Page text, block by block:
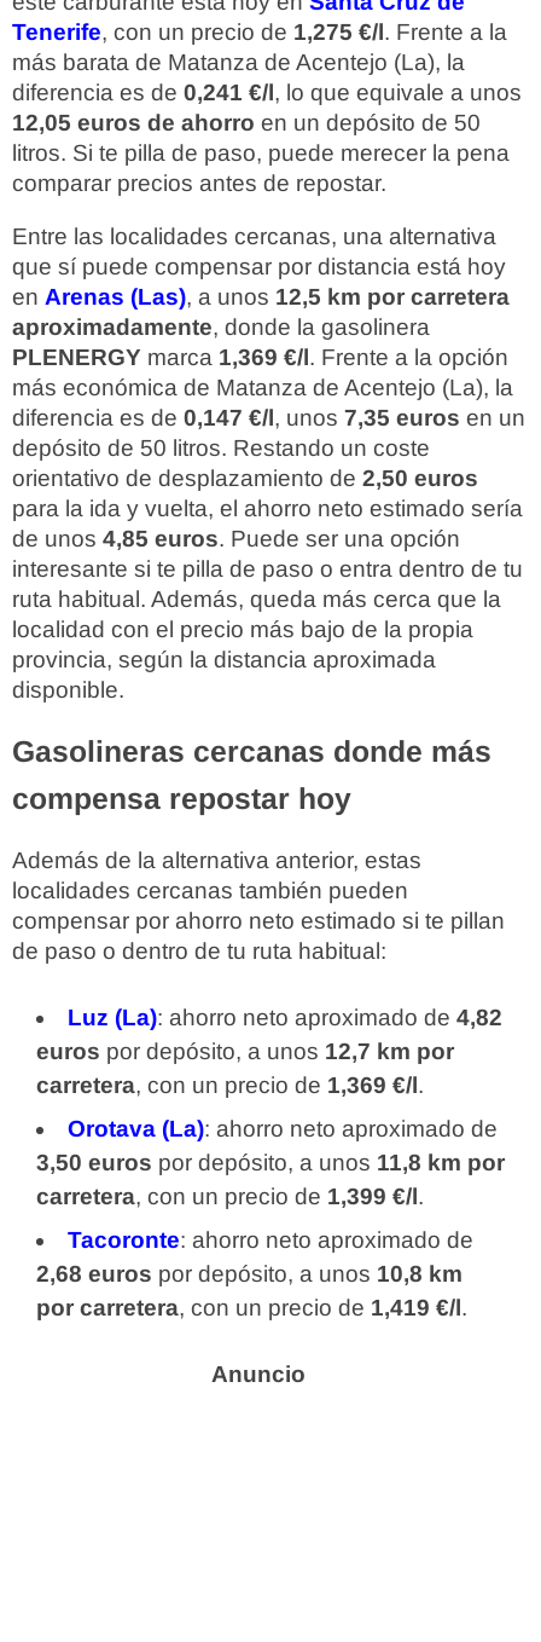
Tenerife, con un precio de 1,275 €/l. Frente a la
más barata de Matanza de Acentejo (La), la
diferencia es de 0,241 €/l, lo que equivale a unos
12,05 euros de ahorro en un depósito de 50
litros. Si te pilla de paso, puede merecer la pena
comparar precios antes de repostar.
Entre las localidades cercanas, una alternativa
que sí puede compensar por distancia está hoy
en Arenas (Las), a unos 12,5 km por carretera
aproximadamente, donde la gasolinera
PLENERGY marca 1,369 €/l. Frente a la opción
más económica de Matanza de Acentejo (La), la
diferencia es de 0,147 €/l, unos 7,35 euros en un
depósito de 50 litros. Restando un coste
orientativo de desplazamiento de 2,50 euros
para la ida y vuelta, el ahorro neto estimado sería
de unos 4,85 euros. Puede ser una opción
interesante si te pilla de paso o entra dentro de tu
ruta habitual. Además, queda más cerca que la
localidad con el precio más bajo de la propia
provincia, según la distancia aproximada
disponible.
Gasolineras cercanas donde más
compensa repostar hoy
Además de la alternativa anterior, estas
localidades cercanas también pueden
compensar por ahorro neto estimado si te pillan
de paso o dentro de tu ruta habitual:
Luz (La): ahorro neto aproximado de 4,82
euros por depósito, a unos 12,7 km por
carretera, con un precio de 1,369 €/l.
Orotava (La): ahorro neto aproximado de
3,50 euros por depósito, a unos 11,8 km por
carretera, con un precio de 1,399 €/l.
Tacoronte: ahorro neto aproximado de
2,68 euros por depósito, a unos 10,8 km
por carretera, con un precio de 1,419 €/l.